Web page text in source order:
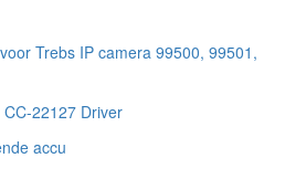
Trebs IP camera 99500, 99501,
22127 Driver
accu